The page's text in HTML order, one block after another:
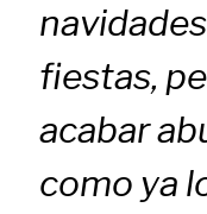
fiestas,
acabar
como ya